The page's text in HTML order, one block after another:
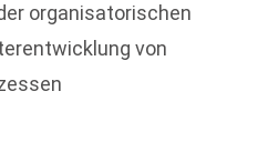
organisatorischen
von